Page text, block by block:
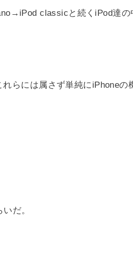
classicと続くiPod達の
らには属さず単純にiPhoneの
だ。